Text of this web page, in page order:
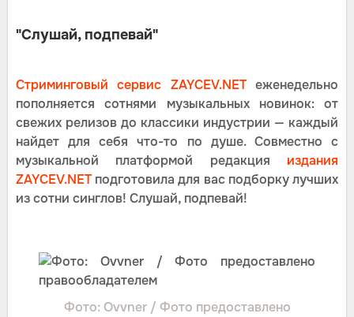
"Слушай, подпевай"
Стриминговый сервис ZAYCEV.NETеженедельно
пополняется сотнями музыкальных новинок: от
свежих релизов до классики индустрии — каждый
найдет для себя что-то по душе. Совместно с
музыкальной платформой редакция издания
ZAYCEV.NETподготовила для вас подборку лучших
из сотни синглов! Слушай, подпевай!
Фото: Ovvner / Фото предоставлено